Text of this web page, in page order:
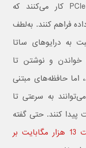
درایوهای NVMe از طریق اینترفیس PCIe کار می‌کنند که
فراهم کنند. به‌لطف
به درایوهای ساتا
خواندن و نوشتن تا
کند، اما حافظه‌های مبتنی
بر NVMe بر بستر اینترفیس PCIe 4.0 می‌توانند به سرعتی تا
دست پیدا کنند. حتی گفته
درگاه PCIe نسل پنجم با سرعت 13 هزار مگابایت بر